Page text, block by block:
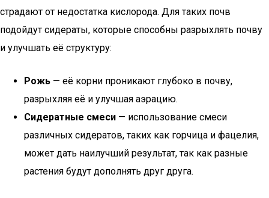
страдают от недостатка кислорода. Для таких почв
подойдут сидераты, которые способны разрыхлять почву
и улучшать её структуру:
Рожь — её корни проникают глубоко в почву,
разрыхляя её и улучшая аэрацию.
Сидератные смеси — использование смеси
различных сидератов, таких как горчица и фацелия,
может дать наилучший результат, так как разные
растения будут дополнять друг друга.